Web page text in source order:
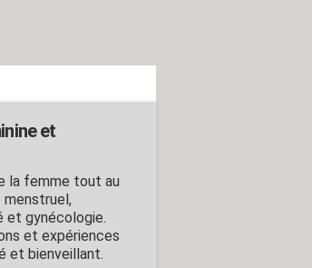
et
la femme tout au
menstruel,
et gynécologie.
et expériences
et bienveillant.